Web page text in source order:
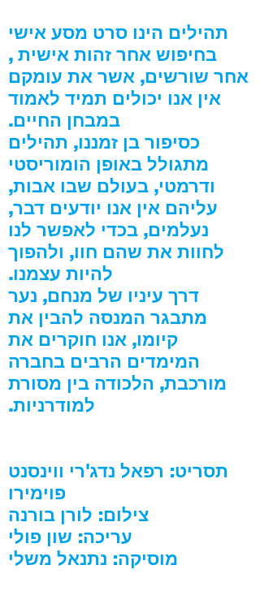
תהילים הינו סרט מסע אישי
בחיפוש אחר זהות אישית ,
אחר שורשים, אשר את עומקם
אין אנו יכולים תמיד לאמוד
במבחן החיים.
כסיפור בן זמננו, תהילים
מתגולל באופן הומוריסטי
ודרמטי, בעולם שבו אבות,
עליהם אין אנו יודעים דבר,
נעלמים, בכדי לאפשר לנו
לחוות את שהם חוו, ולהפוך
להיות עצמנו.
דרך עיניו של מנחם, נער
מתבגר המנסה להבין את
קיומו, אנו חוקרים את
המימדים הרבים בחברה
מורכבת, הלכודה בין מסורת
למודרניות.
תסריט: רפאל נדג'רי ווינסנט
פוימירו
צילום: לורן בורנה
עריכה: שון פולי
מוסיקה: נתנאל משלי